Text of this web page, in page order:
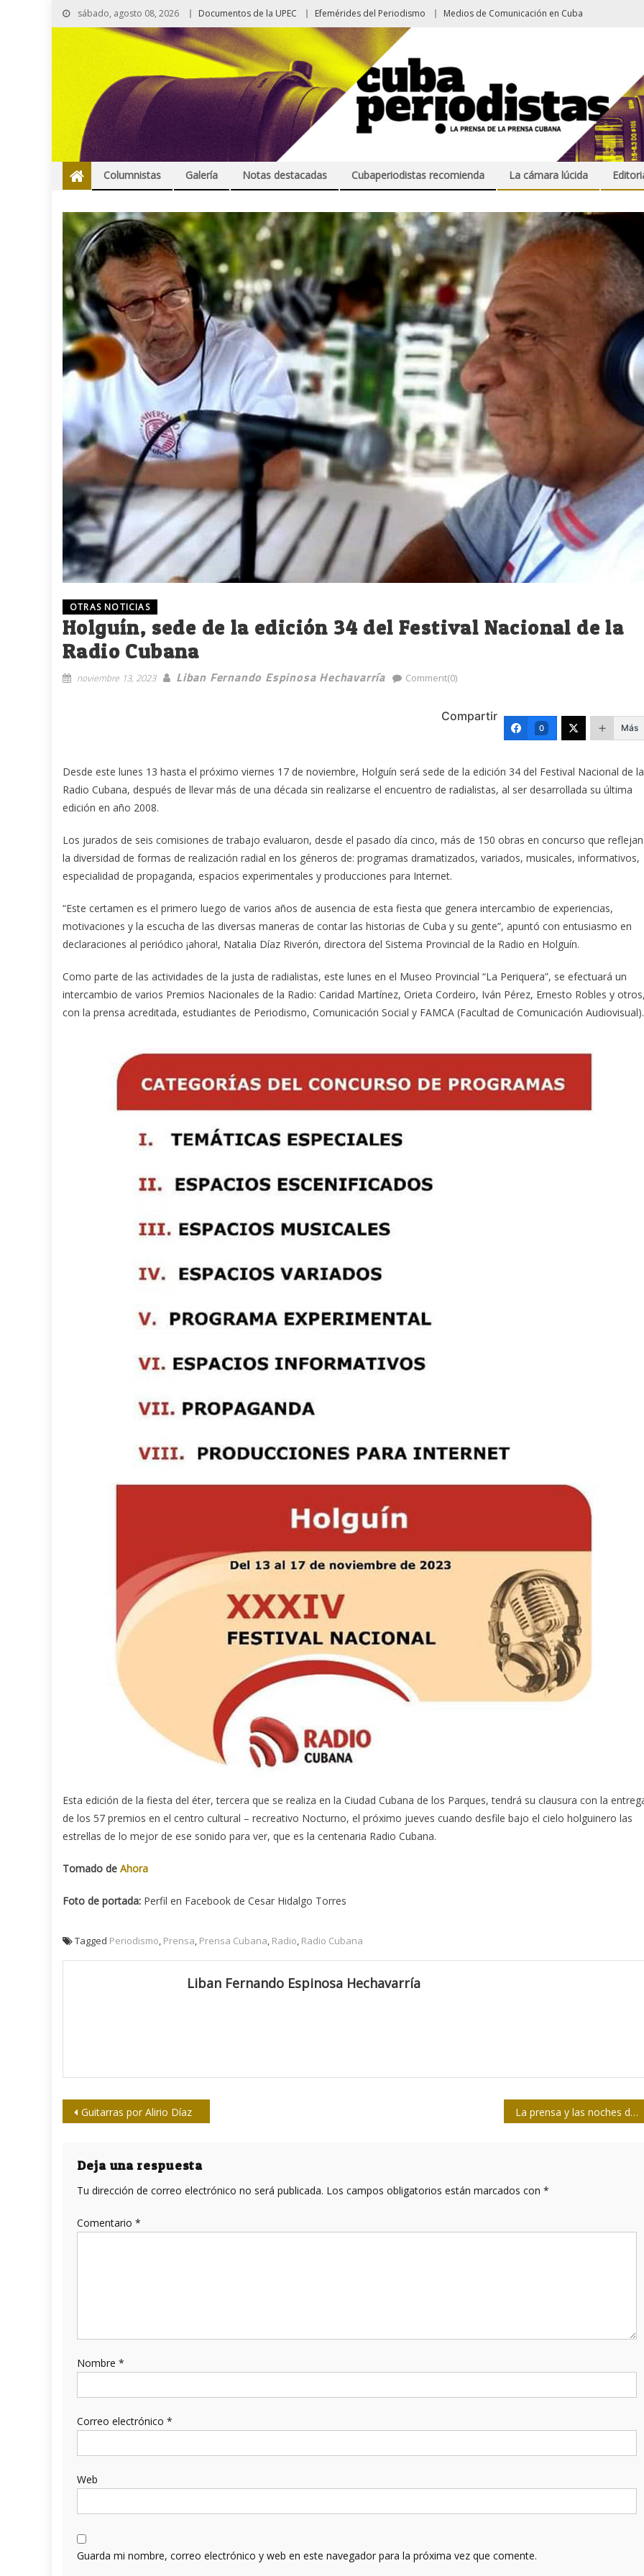
sábado, agosto 08, 2026 Documentos de la UPEC Efemérides del Periodismo Medios de Comunicación en Cuba
Columnistas Galería Notas destacadas Cubaperiodistas recomienda La cámara lúcida
OTRAS NOTICIAS
Holguín, sede de la edición 34 del Festival Nacional de la
Radio Cubana
noviembre 13, 2023 Liban Fernando Espinosa Hechavarría Comment(0)
Compartir
0 Más
Desde este lunes 13 hasta el próximo viernes 17 de noviembre, Holguín será sede de la edición 34 del Festival Nacional de la
Radio Cubana, después de llevar más de una década sin realizarse el encuentro de radialistas, al ser desarrollada su última
edición en año 2008.
Los jurados de seis comisiones de trabajo evaluaron, desde el pasado día cinco, más de 150 obras en concurso que reflejan
la diversidad de formas de realización radial en los géneros de: programas dramatizados, variados, musicales, informativos,
especialidad de propaganda, espacios experimentales y producciones para Internet.
“Este certamen es el primero luego de varios años de ausencia de esta fiesta que genera intercambio de experiencias,
motivaciones y la escucha de las diversas maneras de contar las historias de Cuba y su gente”, apuntó con entusiasmo en
declaraciones al periódico ¡ahora!, Natalia Díaz Riverón, directora del Sistema Provincial de la Radio en Holguín.
Como parte de las actividades de la justa de radialistas, este lunes en el Museo Provincial “La Periquera”, se efectuará un
intercambio de varios Premios Nacionales de la Radio: Caridad Martínez, Orieta Cordeiro, Iván Pérez, Ernesto Robles y
con la prensa acreditada, estudiantes de Periodismo, Comunicación Social y FAMCA (Facultad de Comunicación Audiovisual).
Esta edición de la fiesta del éter, tercera que se realiza en la Ciudad Cubana de los Parques, tendrá su clausura con la
de los 57 premios en el centro cultural – recreativo Nocturno, el próximo jueves cuando desfile bajo el cielo holguinero las
estrellas de lo mejor de ese sonido para ver, que es la centenaria Radio Cubana.
Tomado de Ahora
Foto de portada: Perfil en Facebook de Cesar Hidalgo Torres
Tagged Periodismo, Prensa, Prensa Cubana, Radio, Radio Cubana
Liban Fernando Espinosa Hechavarría
Navegación
entradas
Guitarras por Alirio Díaz La prensa y las noches de ronda
Deja una respuesta
Tu dirección de correo electrónico no será publicada. Los campos obligatorios están marcados con *
Comentario *
Nombre *
Correo electrónico *
Web
Guarda mi nombre, correo electrónico y web en este navegador para la próxima vez que comente.